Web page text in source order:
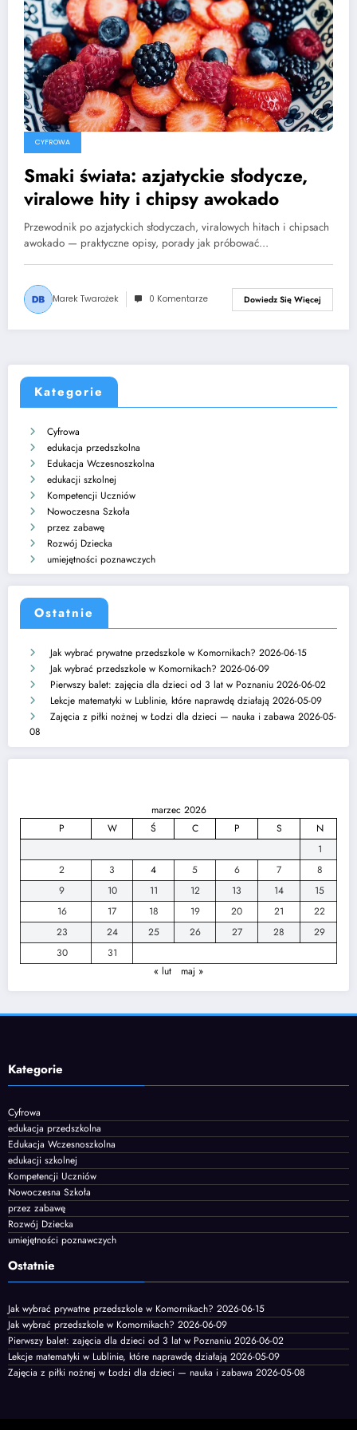
CYFROWA
Smaki świata: azjatyckie słodycze,
viralowe hity i chipsy awokado
Przewodnik po azjatyckich słodyczach, viralowych hitach i chipsach
awokado — praktyczne opisy, porady jak próbować…
Marek Twarożek 0 Komentarze Dowiedz Się Więcej
Kategorie
Cyfrowa
edukacja przedszkolna
Edukacja Wczesnoszkolna
edukacji szkolnej
Kompetencji Uczniów
Nowoczesna Szkoła
przez zabawę
Rozwój Dziecka
umiejętności poznawczych
Ostatnie
Jak wybrać prywatne przedszkole w Komornikach? 2026-06-15
Jak wybrać przedszkole w Komornikach? 2026-06-09
Pierwszy balet: zajęcia dla dzieci od 3 lat w Poznaniu 2026-06-02
Lekcje matematyki w Lublinie, które naprawdę działają 2026-05-09
Zajęcia z piłki nożnej w Łodzi dla dzieci — nauka i zabawa 2026-05-
08
marzec 2026
P
W Ś C P S
N
1
2
3 4 5 6 7
8
9
10 11 12 13 14
15
16
17 18 19 20 21
22
23
24 25 26 27 28
29
30
31
« lut
maj »
Kategorie
Cyfrowa
edukacja przedszkolna
Edukacja Wczesnoszkolna
edukacji szkolnej
Kompetencji Uczniów
Nowoczesna Szkoła
przez zabawę
Rozwój Dziecka
umiejętności poznawczych
Ostatnie
Jak wybrać prywatne przedszkole w Komornikach? 2026-06-15
Jak wybrać przedszkole w Komornikach? 2026-06-09
Pierwszy balet: zajęcia dla dzieci od 3 lat w Poznaniu 2026-06-02
Lekcje matematyki w Lublinie, które naprawdę działają 2026-05-09
Zajęcia z piłki nożnej w Łodzi dla dzieci — nauka i zabawa 2026-05-08